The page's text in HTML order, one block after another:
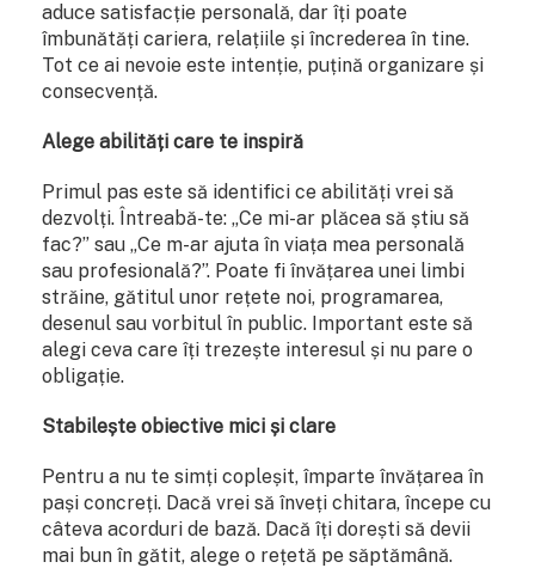
aduce satisfacție personală, dar îți poate
îmbunătăți cariera, relațiile și încrederea în tine.
Tot ce ai nevoie este intenție, puțină organizare și
consecvență.
Alege abilități care te inspiră
Primul pas este să identifici ce abilități vrei să
dezvolți. Întreabă-te: „Ce mi-ar plăcea să știu să
fac?” sau „Ce m-ar ajuta în viața mea personală
sau profesională?”. Poate fi învățarea unei limbi
străine, gătitul unor rețete noi, programarea,
desenul sau vorbitul în public. Important este să
alegi ceva care îți trezește interesul și nu pare o
obligație.
Stabilește obiective mici și clare
Pentru a nu te simți copleșit, împarte învățarea în
pași concreți. Dacă vrei să înveți chitara, începe cu
câteva acorduri de bază. Dacă îți dorești să devii
mai bun în gătit, alege o rețetă pe săptămână.